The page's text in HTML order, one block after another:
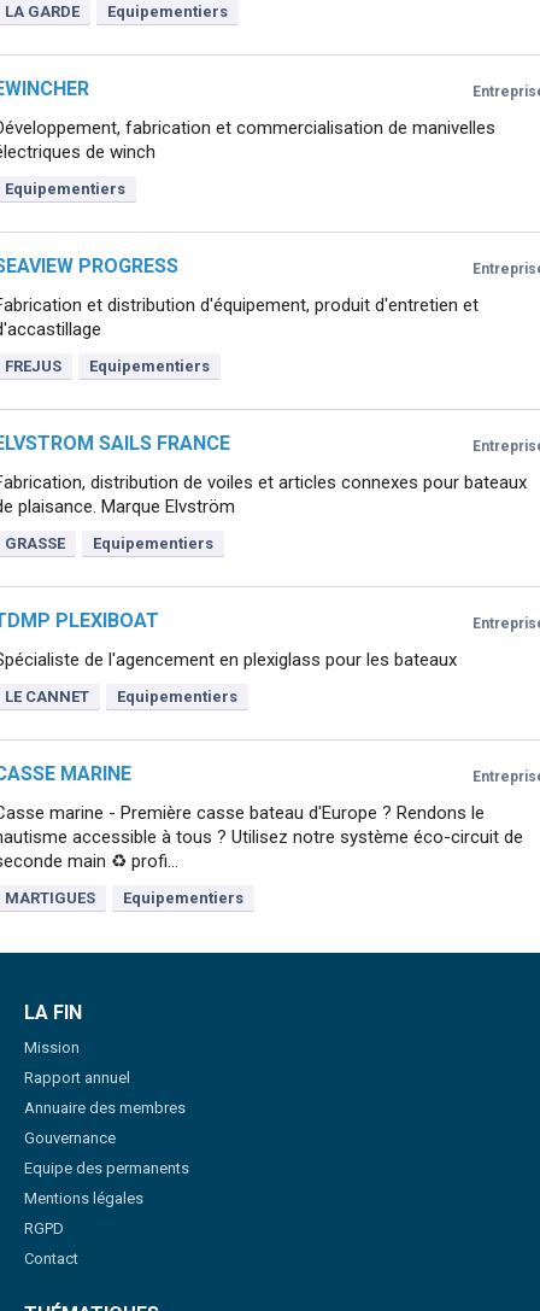
LA GARDE Equipementiers
fabrication et commercialisation de manivelles
de winch
Equipementiers
PROGRESS
et distribution d'équipement, produit d'entretien et
FREJUS Equipementiers
SAILS FRANCE
distribution de voiles et articles connexes pour bateaux
plaisance. Marque Elvström
GRASSE Equipementiers
PLEXIBOAT
de l'agencement en plexiglass pour les bateaux
LE CANNET Equipementiers
MARINE
marine - Première casse bateau d'Europe ? Rendons le
accessible à tous ? Utilisez notre système éco-circuit de
main ♻️ profi...
MARTIGUES Equipementiers
LA FIN
Mission
Rapport annuel
Annuaire des membres
Gouvernance
Equipe des permanents
Mentions légales
RGPD
Contact